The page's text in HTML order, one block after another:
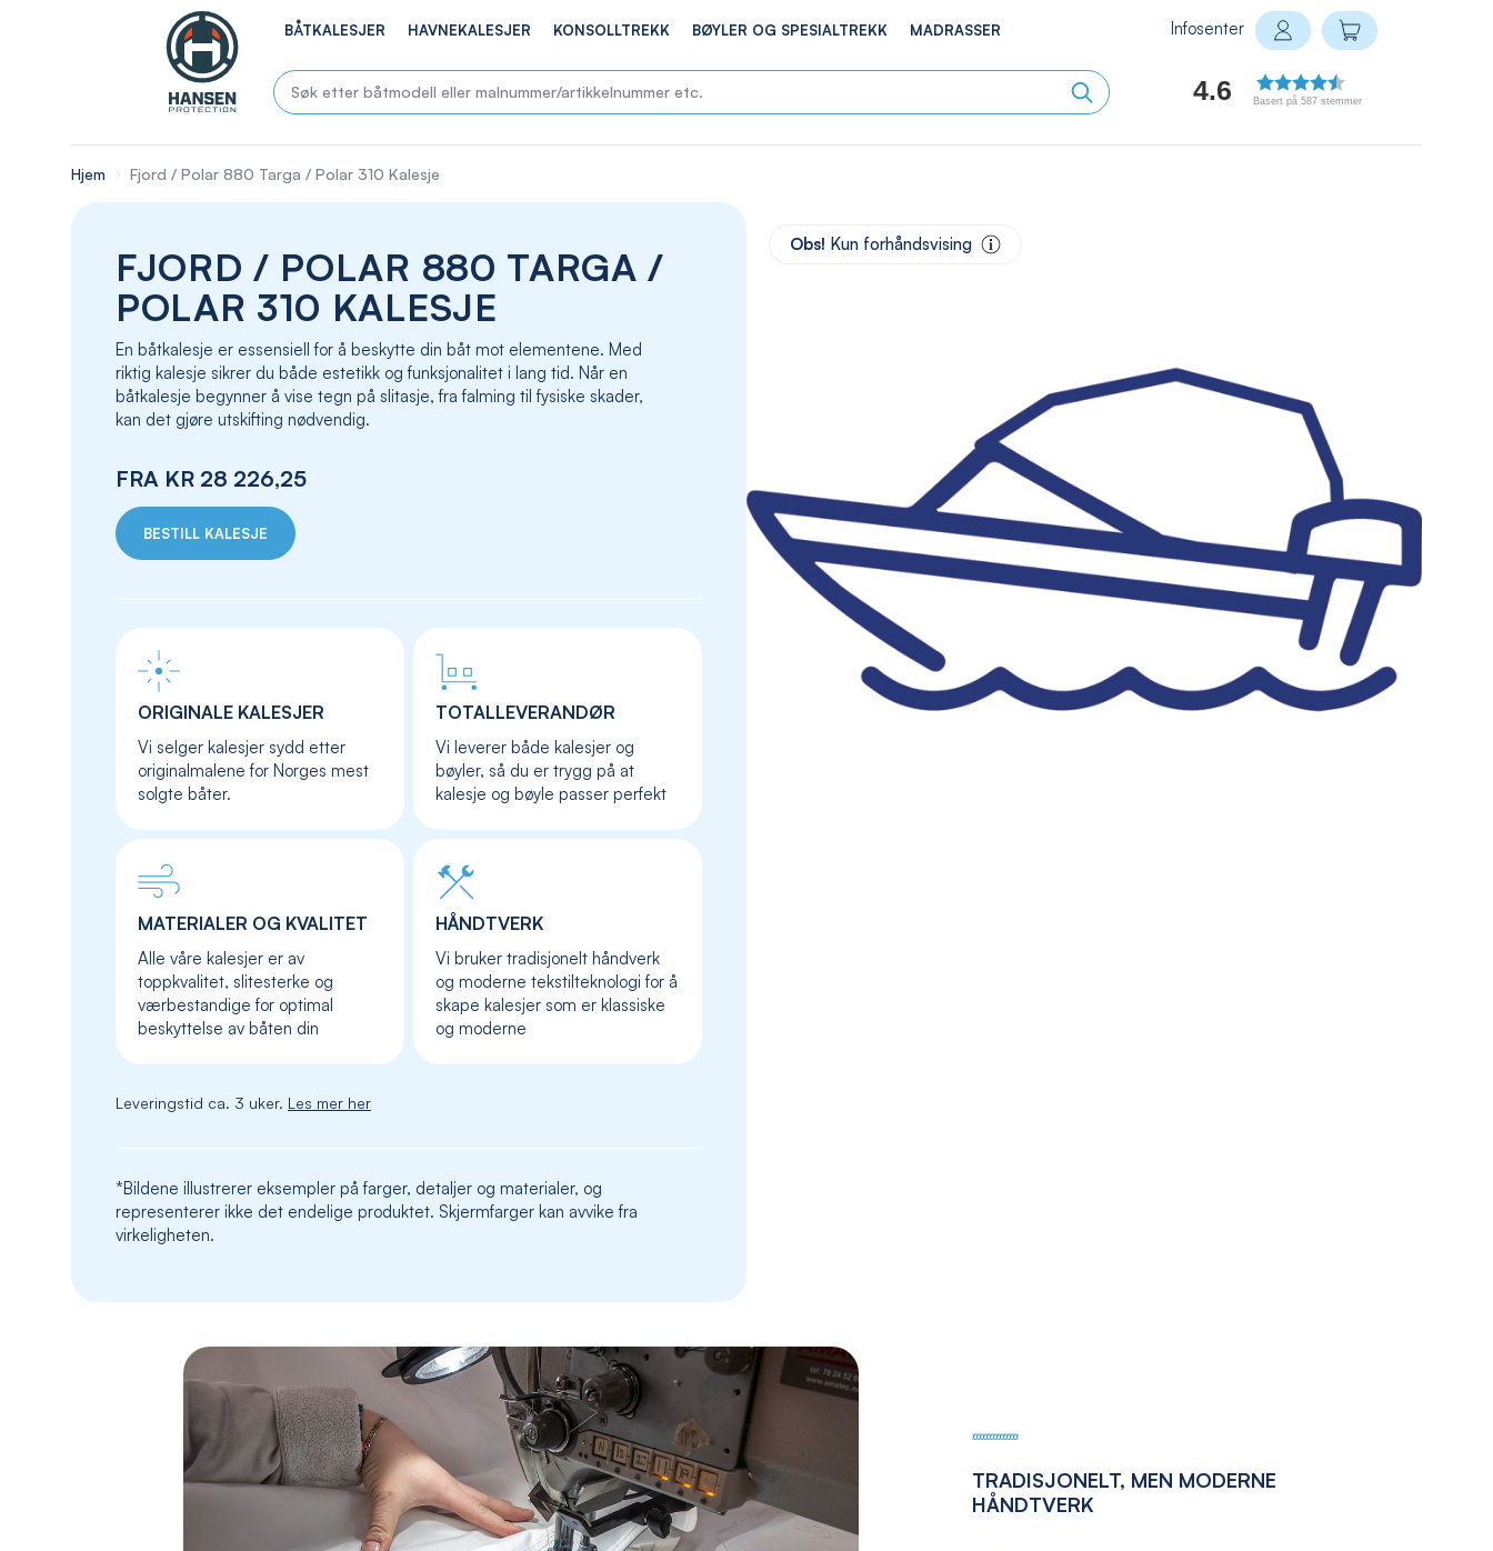
BÅTKALESJER HAVNEKALESJER KONSOLLTREKK BØYLER OG SPESIALTREKK MADRASSER
4.6 Basert på 587 stemmer
Infosenter
Logg inn
Min handlekurv
Hjem Fjord / Polar 880 Targa / Polar 310 Kalesje
FJORD / POLAR 880 TARGA /
POLAR 310 KALESJE
En båtkalesje er essensiell for å beskytte din båt mot elementene. Med
riktig kalesje sikrer du både estetikk og funksjonalitet i lang tid. Når en
båtkalesje begynner å vise tegn på slitasje, fra falming til fysiske skader,
kan det gjøre utskifting nødvendig.
FRA KR 28 226,25
BESTILL KALESJE
ORIGINALE KALESJER
Vi selger kalesjer sydd etter
originalmalene for Norges mest
solgte båter.
TOTALLEVERANDØR
Vi leverer både kalesjer og
bøyler, så du er trygg på at
kalesje og bøyle passer perfekt
MATERIALER OG KVALITET
Alle våre kalesjer er av
toppkvalitet, slitesterke og
værbestandige for optimal
beskyttelse av båten din
HÅNDTVERK
Vi bruker tradisjonelt håndverk
og moderne tekstilteknologi for å
skape kalesjer som er klassiske
og moderne
Leveringstid ca. 3 uker. Les mer her
*Bildene illustrerer eksempler på farger, detaljer og materialer, og
representerer ikke det endelige produktet. Skjermfarger kan avvike fra
virkeligheten.
Obs! Kun forhåndsvising
TRADISJONELT, MEN MODERNE
HÅNDTVERK